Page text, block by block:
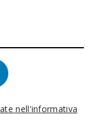
nell'informativa